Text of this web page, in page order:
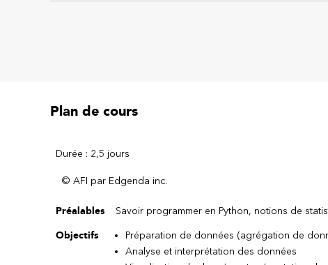
Plan de cours
Durée : 2,5 jours
© AFI par Edgenda inc.
Préalables Savoir programmer en Python, notions de
Objectifs
Préparation de données (agrégation de
Analyse et interprétation des données